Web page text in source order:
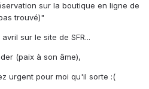
sur la boutique en ligne de
trouvé)"
sur le site de SFR...
(paix à son âme),
urgent pour moi qu'il sorte :(